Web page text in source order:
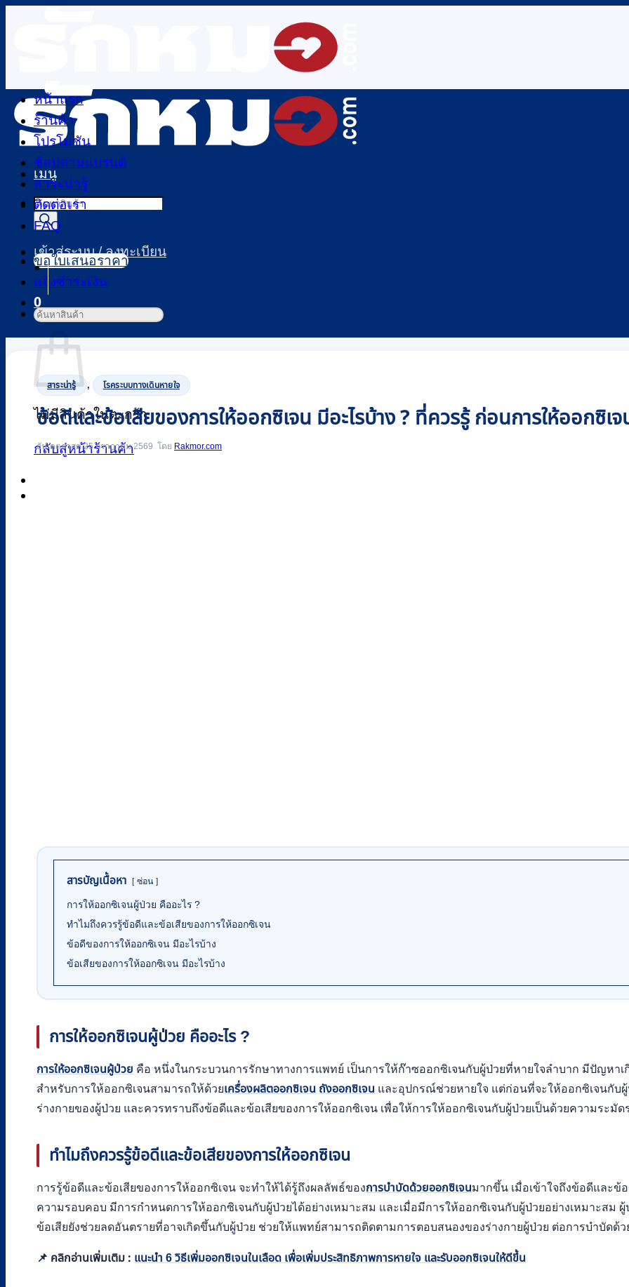
เมนู
Products
search
เข้าสู่ระบบ / ลงทะเบียน
0
ตะกร้าสินค้า
ไม่มีสินค้าในตะกร้า
กลับสู่หน้าร้านค้า
หน้าแรก
ร้านค้า
โปรโมชัน
ช้อปตามแบรนด์
สาระน่ารู้
ติดต่อเรา
FAQ
ขอใบเสนอราคา
แจ้งชำระเงิน
ค้นหา:
สาระน่ารู้ , โรคระบบทางเดินหายใจ
ข้อดีและข้อเสียของการให้ออกซิเจน มีอะไรบ้าง ? ที่ควรรู้ ก่อนการให้ออกซิเ
อัปเดตล่าสุด 25 กรกฎาคม 2569 Rakmor.com
สารบัญเนื้อหา ซ่อน
การให้ออกซิเจนผู้ป่วย คืออะไร ?
ทำไมถึงควรรู้ข้อดีและข้อเสียของการให้ออกซิเจน
ข้อดีของการให้ออกซิเจน มีอะไรบ้าง
ข้อเสียของการให้ออกซิเจน มีอะไรบ้าง
การให้ออกซิเจนผู้ป่วย คืออะไร ?
การให้ออกซิเจนผู้ป่วย คือ หนึ่งในกระบวนการรักษาทางการแพทย์ เป็นการให้ก๊าซออกซิเจนกับผู้ป่วยที่หายใจลำบาก มีปัญหาเ
สำหรับการให้ออกซิเจนสามารถให้ด้วยเครื่องผลิตออกซิเจน ถังออกซิเจน และอุปกรณ์ช่วยหายใจ แต่ก่อนที่จะให้ออกซิเจนกับ
ร่างกายของผู้ป่วย และควรทราบถึงข้อดีและข้อเสียของการให้ออกซิเจน เพื่อให้การให้ออกซิเจนกับผู้ป่วยเป็นด้วยความระมั
ทำไมถึงควรรู้ข้อดีและข้อเสียของการให้ออกซิเจน
การรู้ข้อดีและข้อเสียของการให้ออกซิเจน จะทำให้ได้รู้ถึงผลลัพธ์ของการบำบัดด้วยออกซิเจนมากขึ้น เมื่อเข้าใจถึงข้อดีและข้
ความรอบคอบ มีการกำหนดการให้ออกซิเจนกับผู้ป่วยได้อย่างเหมาะสม และเมื่อมีการให้ออกซิเจนกับผู้ป่วยอย่างเหมาะสม
ข้อเสียยังช่วยลดอันตรายที่อาจเกิดขึ้นกับผู้ป่วย ช่วยให้แพทย์สามารถติดตามการตอบสนองของร่างกายผู้ป่วย ต่อการบำบัดด้
📌 คลิกอ่านเพิ่มเติม : แนะนำ 6 วิธีเพิ่มออกซิเจนในเลือด เพื่อเพิ่มประสิทธิภาพการหายใจ และรับออกซิเจนให้ดีขึ้น